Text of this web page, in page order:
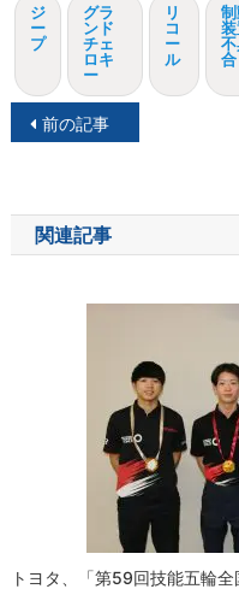
ジ
ー
プ
グラ
ンド
チェ
ロキ
ー
リ
コ
ー
ル
合
投
ナ
ビ
前の記事
関連記事
トヨタ、「第59回技能五輪